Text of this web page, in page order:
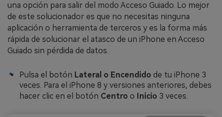
una opción para salir del modo Acceso Guiado. Lo mejor
de este solucionador es que no necesitas ninguna
aplicación o herramienta de terceros y es la forma más
rápida de solucionar el atasco de un iPhone en Acceso
Guiado sin pérdida de datos.
Pulsa el botón Lateral o Encendido de tu iPhone 3
veces. Para el iPhone 8 y versiones anteriores, debes
hacer clic en el botón Centro o Inicio 3 veces.